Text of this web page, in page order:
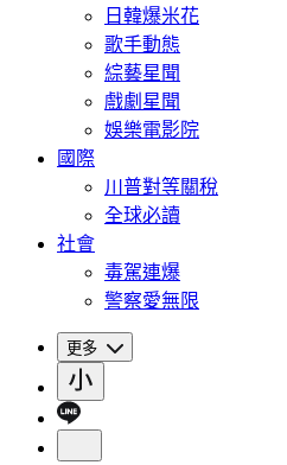
日韓爆米花
歌手動態
綜藝星聞
戲劇星聞
娛樂電影院
國際
川普對等關稅
全球必讀
社會
毒駕連爆
警察愛無限
更多